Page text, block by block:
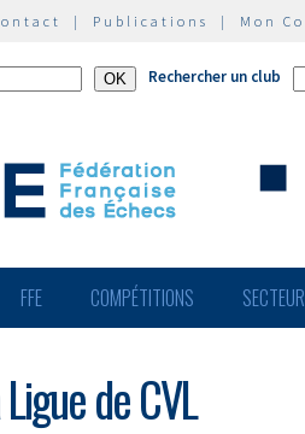
| Publications | Mon
Rechercher un club
FFE COMPÉTITIONS
de CVL